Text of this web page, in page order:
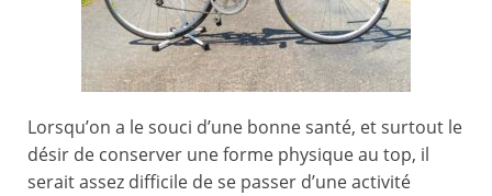
Lorsqu’on a le souci d’une bonne santé, et surtout le
désir de conserver une forme physique au top, il
serait assez difficile de se passer d’une activité